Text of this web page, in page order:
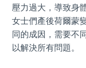
壓力過大，導致身
女士們產後荷爾蒙
同的成因，需要不
以解決所有問題。